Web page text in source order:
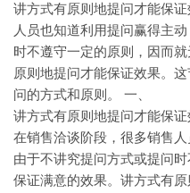
讲方式有原则地提问才能保证
人员也知道利用提问赢得主
时不遵守一定的原则，因而
原则地提问才能保证效果。
问的方式和原则。 一、
讲方式有原则地提问才能保
在销售洽谈阶段，很多销售
由于不讲究提问方式或提问
保证满意的效果。讲方式有